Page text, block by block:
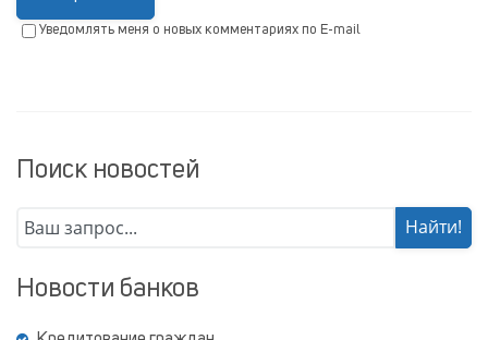
Уведомлять меня о новых комментариях по E-mail
Поиск новостей
Новости банков